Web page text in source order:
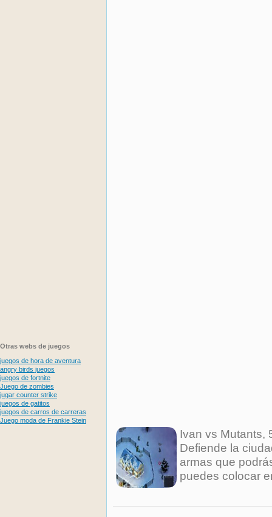
Otras webs de juegos
juegos de hora de aventura
angry birds juegos
juegos de fortnite
Juego de zombies
jugar counter strike
juegos de gatitos
juegos de carros de carreras
Juego moda de Frankie Stein
Ivan vs Mutants,
Defiende la
armas que
puedes colocar